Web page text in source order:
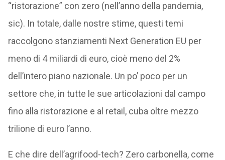
“ristorazione” con zero (nell’anno della pandemia,
sic). In totale, dalle nostre stime, questi temi
raccolgono stanziamenti Next Generation EU per
meno di 4 miliardi di euro, cioè meno del 2%
dell’intero piano nazionale. Un po’ poco per un
settore che, in tutte le sue articolazioni dal campo
fino alla ristorazione e al retail, cuba oltre mezzo
trilione di euro l’anno.
E che dire dell’agrifood-tech? Zero carbonella, come